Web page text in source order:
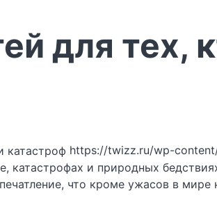
для тех,
https://twizz.ru/wp-
катастрофах и природных
что кроме ужасов в